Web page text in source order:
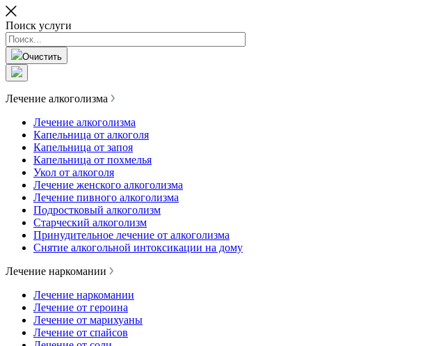
Поиск услуги
Очистить
Лечение алкоголизма
Лечение алкоголизма
Капельница от алкоголя
Капельница от запоя
Капельница от похмелья
Укол от алкоголя
Лечение женского алкоголизма
Лечение пивного алкоголизма
Подростковый алкоголизм
Старческий алкоголизм
Принудительное лечение от алкоголизма
Снятие алкогольной интоксикации на дому
Лечение наркомании
Лечение наркомании
Лечение от героина
Лечение от марихуаны
Лечение от спайсов